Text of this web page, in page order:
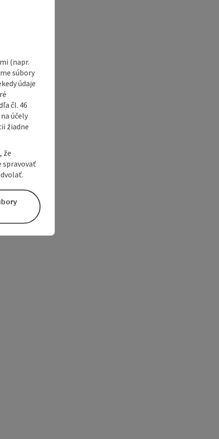
(napr.
súbory
údaje
čl. 46
účely
žiadne
že
spravovať